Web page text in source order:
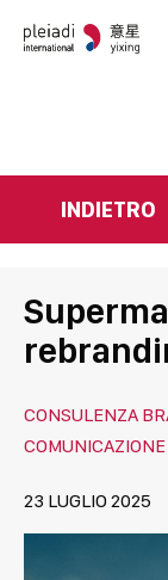
INDIETRO
CONSULENZA
23 LUGLIO 2025